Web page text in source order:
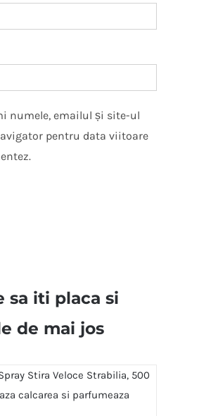
numele, emailul și site-ul
pentru data viitoare
sa iti placa si
de mai jos